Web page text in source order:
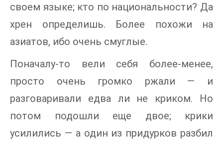
своем языке; кто по национальности? Да
хрен определишь. Более похожи на
азиатов, ибо очень смуглые.
Поначалу-то вели себя более-менее,
просто очень громко ржали — и
разговаривали едва ли не криком. Но
потом подошли еще двое; крики
усилились — а один из придурков разбил